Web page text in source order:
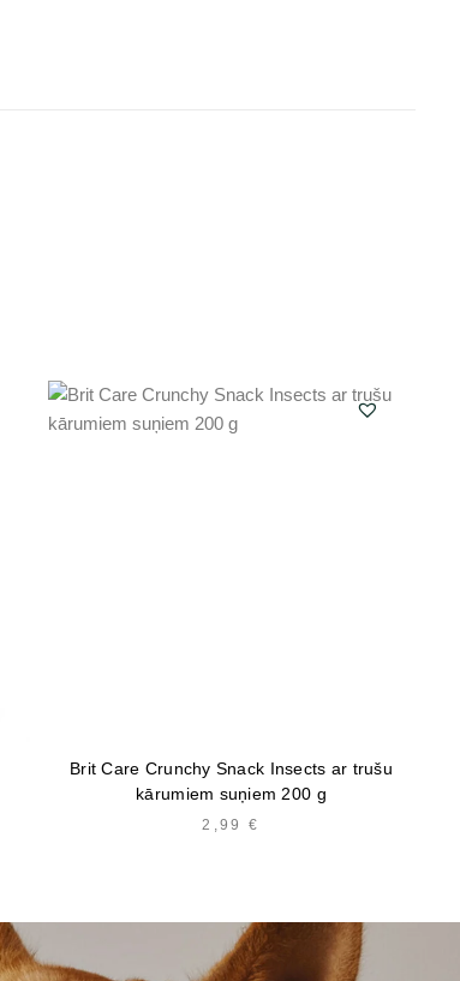
Brit Care Crunchy Snack Insects ar trušu
kārumiem suņiem 200 g
2,99€